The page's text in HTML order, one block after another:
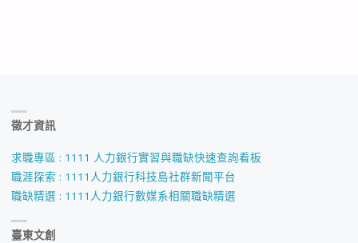
徵才資訊
求職專區 : 1111 人力銀行實習與職缺快速查詢看板
職涯探索 : 1111人力銀行科技島社群新聞平台
職缺精選 : 1111人力銀行數媒系相關職缺精選
臺東文創